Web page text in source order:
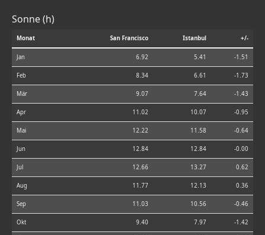
Sonne (h)
Monat San Francisco Istanbul +/-
Jan 6.92 5.41 -1.51
Feb 8.34 6.61 -1.73
Mär 9.07 7.64 -1.43
Apr 11.02 10.07 -0.95
Mai 12.22 11.58 -0.64
Jun 12.84 12.84 -0.00
Jul 12.66 13.27 0.62
Aug 11.77 12.13 0.36
Sep 11.03 10.56 -0.46
Okt 9.40 7.97 -1.42